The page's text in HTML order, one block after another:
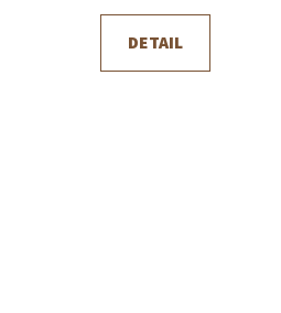
DETAIL